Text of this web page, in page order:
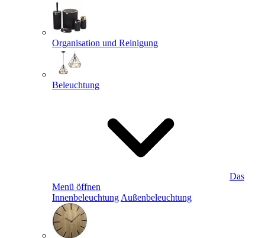
Organisation und Reinigung
Beleuchtung
Das
Menü öffnen
Innenbeleuchtung Außenbeleuchtung